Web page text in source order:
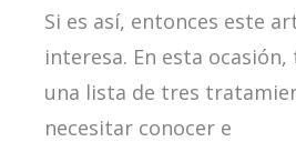
Si es así, entonces este
interesa. En esta
una lista de tres
necesitar conocer e